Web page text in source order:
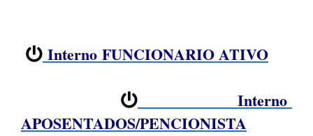
Cartas de Serviços
Programa de Estágio
Interno FUNCIONARIO ATIVO
Interno
APOSENTADOS/PENCIONISTA